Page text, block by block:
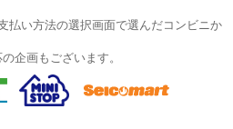
払い方法の選択画面で選んだコンビニか
企画もございます。